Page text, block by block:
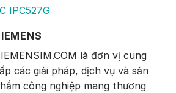
IPC527G
là đơn vị cung
các giải pháp, dịch vụ và sản
công nghiệp mang thương